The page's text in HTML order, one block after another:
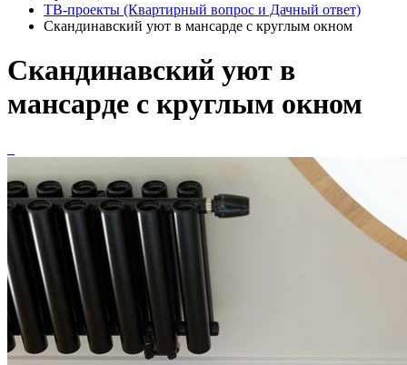
ТВ-проекты (Квартирный вопрос и Дачный ответ)
Скандинавский уют в мансарде с круглым окном
Скандинавский уют в
мансарде с круглым окном